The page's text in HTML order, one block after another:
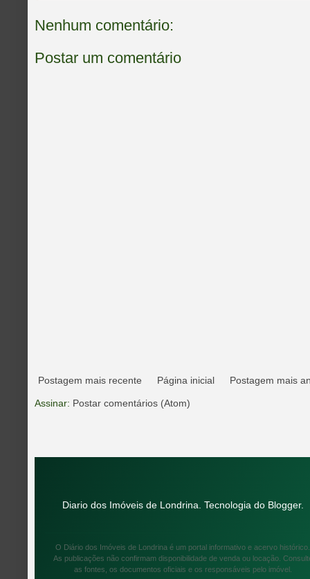
Nenhum comentário:
Postar um comentário
Postagem mais recente Postagem mais
Página inicial
Assinar: Postar comentários (Atom)
Diario dos Imóveis de Londrina. Tecnologia do Blogger.
O Diário dos Imóveis de Londrina é um portal informativo e acervo histórico.
As publicações não confirmam disponibilidade de venda ou locação.
as fontes, os documentos oficiais e os responsáveis pelo imóvel.